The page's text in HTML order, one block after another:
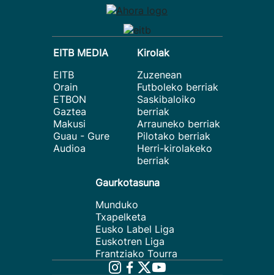
EITB MEDIA
EITB
Orain
ETBON
Gaztea
Makusi
Guau - Gure
Audioa
Kirolak
Zuzenean
Futboleko berriak
Saskibaloiko
berriak
Arrauneko berriak
Pilotako berriak
Herri-kirolakeko
berriak
Gaurkotasuna
Munduko
Txapelketa
Eusko Label Liga
Euskotren Liga
Frantziako Tourra